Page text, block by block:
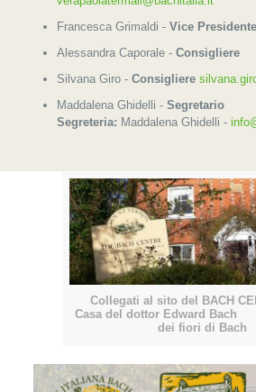
Francesca Grimaldi - Vice Presidente
Alessandra Caporale - Consigliere
Silvana Giro - Consigliere
Maddalena Ghidelli - Segretario
Segreteria: Maddalena Ghidelli -
Collegati al sito del BACH
Casa del dottor
dei fiori di Bach